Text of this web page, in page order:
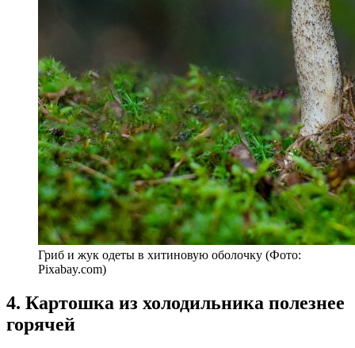
Гриб и жук одеты в хитиновую оболочку (Фото:
Pixabay.com)
4. Картошка из холодильника полезнее
горячей